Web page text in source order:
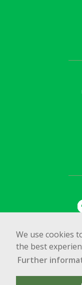
We use cookies
the best
Further